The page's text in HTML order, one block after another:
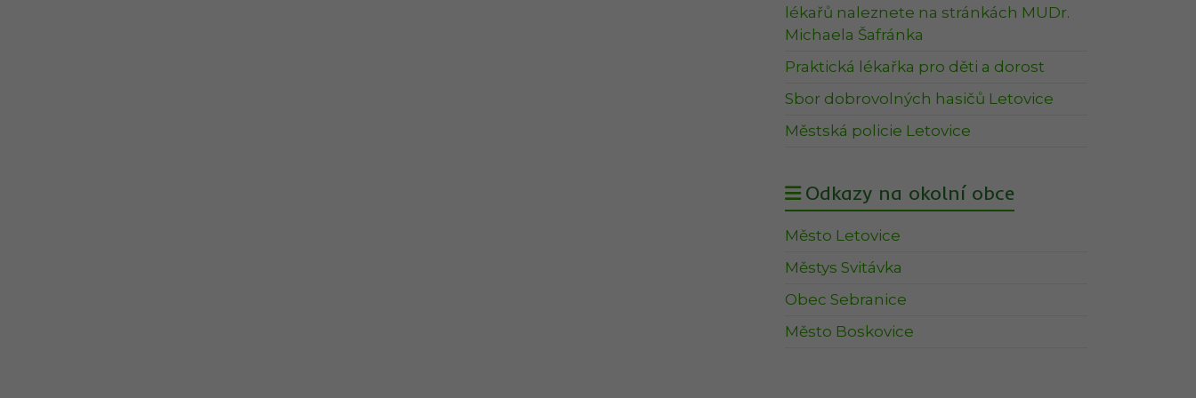
lékařů naleznete na stránkách MUDr.
Michaela Šafránka
Praktická lékařka pro děti a dorost
Sbor dobrovolných hasičů Letovice
Městská policie Letovice
Odkazy na okolní obce
Město Letovice
Městys Svitávka
Obec Sebranice
Město Boskovice